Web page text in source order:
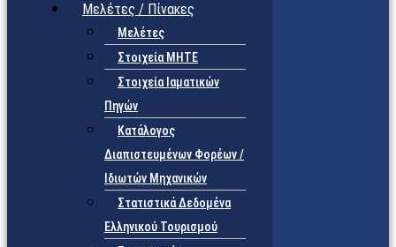
Μελέτες / Πίνακες
Μελέτες
Στοιχεία ΜΗΤΕ
Στοιχεία Ιαματικών
Πηγών
Κατάλογος
Διαπιστευμένων Φορέων /
Ιδιωτών Μηχανικών
Στατιστικά Δεδομένα
Ελληνικού Τουρισμού